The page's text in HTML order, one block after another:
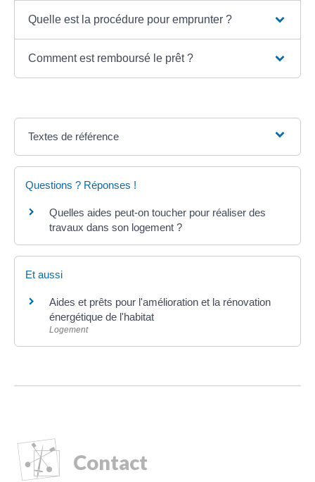
Quelle est la procédure pour emprunter ?
Comment est remboursé le prêt ?
Textes de référence
Questions ? Réponses !
Quelles aides peut-on toucher pour réaliser des
travaux dans son logement ?
Et aussi
Aides et prêts pour l'amélioration et la rénovation
énergétique de l'habitat
Logement
Contact